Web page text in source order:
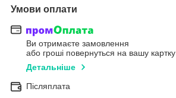
Умови оплати
Ви отримаєте замовлення
або гроші повернуться на вашу картку
Детальніше
Післяплата